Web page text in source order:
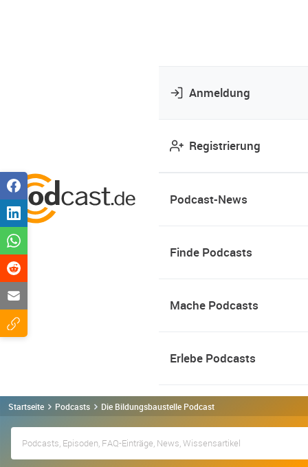
Anmeldung
Registrierung
Podcast-News
Finde Podcasts
Mache Podcasts
Erlebe Podcasts
Startseite Podcasts Die Bildungsbaustelle Podcast